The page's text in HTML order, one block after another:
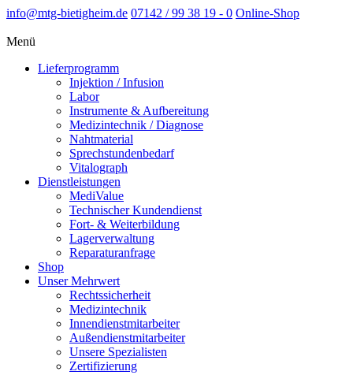
info@mtg-bietigheim.de 07142 / 99 38 19 - 0 Online-Shop
Menü
Lieferprogramm
Injektion / Infusion
Labor
Instrumente & Aufbereitung
Medizintechnik / Diagnose
Nahtmaterial
Sprechstundenbedarf
Vitalograph
Dienstleistungen
MediValue
Technischer Kundendienst
Fort- & Weiterbildung
Lagerverwaltung
Reparaturanfrage
Shop
Unser Mehrwert
Rechtssicherheit
Medizintechnik
Innendienstmitarbeiter
Außendienstmitarbeiter
Unsere Spezialisten
Zertifizierung